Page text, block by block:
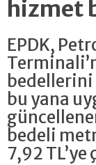
hizmet
EPDK,
bedellerini
bu yana
bedeli
7,92 TL’ye